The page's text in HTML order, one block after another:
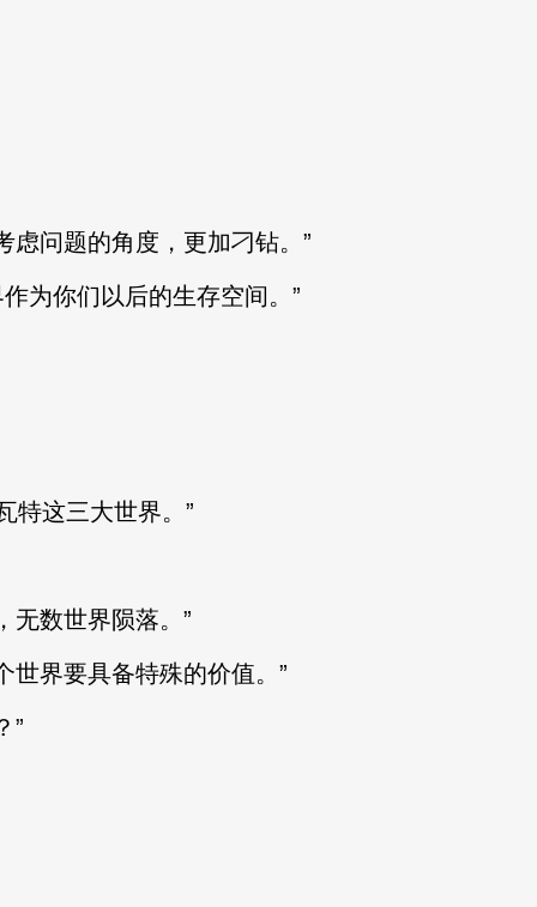
问题的角度，更加刁钻。”
为你们以后的生存空间。”
这三大世界。”
数世界陨落。”
界要具备特殊的价值。”
”